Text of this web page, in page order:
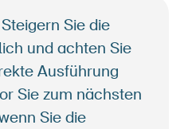
Sie die
und achten Sie
Ausführung
Sie zum nächsten
Sie die